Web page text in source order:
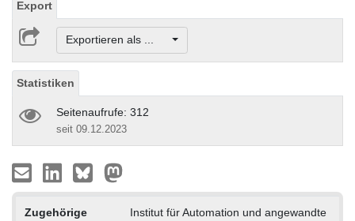
Export
Exportieren als ...
Statistiken
Seitenaufrufe: 312
seit 09.12.2023
Zugehörige
Institut für Automation und angewandte